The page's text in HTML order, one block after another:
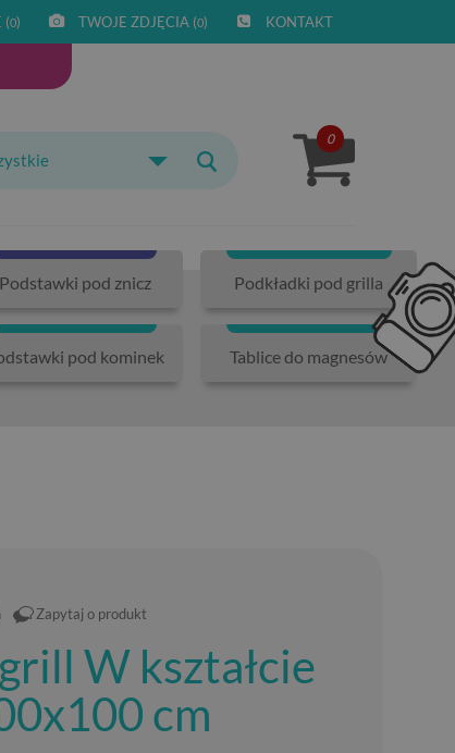
(0) TWOJE ZDJĘCIA (0) KONTAKT
0
Podstawki pod znicz Podkładki pod grilla
pod kominek Tablice do magnesów
Zapytaj o produkt
W kształcie
cm